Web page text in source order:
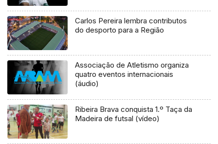
Carlos Pereira lembra contributos
do desporto para a Região
Associação de Atletismo organiza
quatro eventos internacionais
(áudio)
Ribeira Brava conquista 1.º Taça da
Madeira de futsal (vídeo)